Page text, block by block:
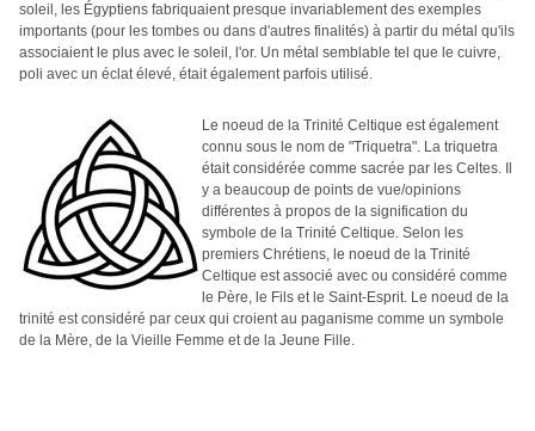
soleil, les Égyptiens fabriquaient presque invariablement des exemples
importants (pour les tombes ou dans d'autres finalités) à partir du métal qu'ils
associaient le plus avec le soleil, l'or. Un métal semblable tel que le cuivre,
poli avec un éclat élevé, était également parfois utilisé.
Le noeud de la Trinité Celtique est également
connu sous le nom de "Triquetra". La triquetra
était considérée comme sacrée par les Celtes. Il
y a beaucoup de points de vue/opinions
différentes à propos de la signification du
symbole de la Trinité Celtique. Selon les
premiers Chrétiens, le noeud de la Trinité
Celtique est associé avec ou considéré comme
le Père, le Fils et le Saint-Esprit. Le noeud de la
trinité est considéré par ceux qui croient au paganisme comme un symbole
de la Mère, de la Vieille Femme et de la Jeune Fille.